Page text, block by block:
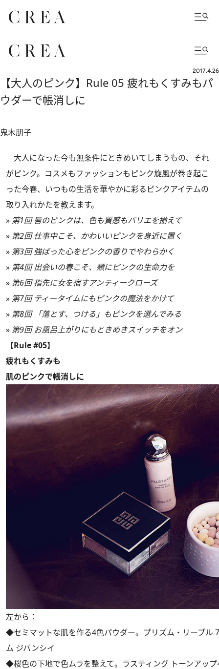
2017.4.26
【大人のピンク】Rule 05 疲れもくすみもパ
ウダーで帳消しに
鬼木朋子
大人になった今も無条件にときめいてしまうもの、それ
がピンク。コスメもファッションもピンク旋風が巻き起こ
った今春、いつもの生活を華やかに彩るピンクアイテムの
取り入れかたを教えます。
» 第1回 唇のピンクは、色も質感もバリエを揃えて
» 第2回 仕事中こそ、かわいいピンクを身近に置く
» 第3回 強ばった心をピンクの香りでやわらかく
» 第4回 出会いの春こそ、頰にピンクの生命力を
» 第6回 指先に女を宿すアンティークローズ
» 第7回 ティータイムにもピンクの魔法をかけて
» 第8回 「落とす、つける」もピンクを選んでみる
» 第9回 お風呂上がりにもときめきスイッチをオン
【Rule #05】
疲れもくすみも
肌のピンクで帳消しに
左から：
◆セミマットな肌を作る4色パウダー。プリズム・リーブル
ム ジバンシイ
◆桜色の下地で色ムラを整えて。ラスティング トーンアッ